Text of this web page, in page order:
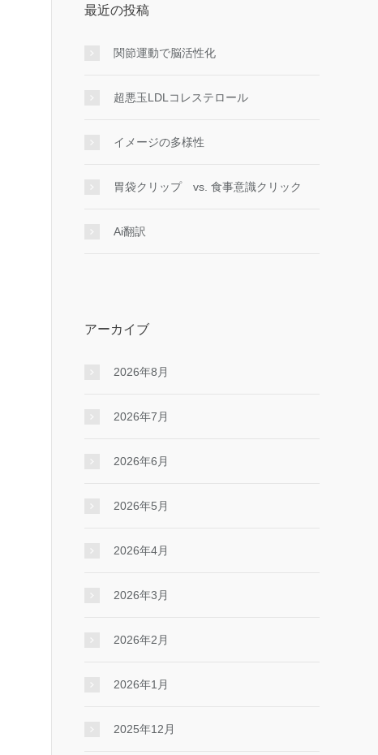
最近の投稿
関節運動で脳活性化
超悪玉LDLコレステロール
イメージの多様性
胃袋クリップ vs. 食事意識クリック
Ai翻訳
アーカイブ
2026年8月
2026年7月
2026年6月
2026年5月
2026年4月
2026年3月
2026年2月
2026年1月
2025年12月